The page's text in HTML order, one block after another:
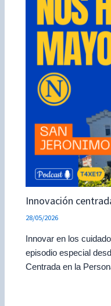
Innovación
28/05/2026
Innovar en los
episodio especial
Centrada en la